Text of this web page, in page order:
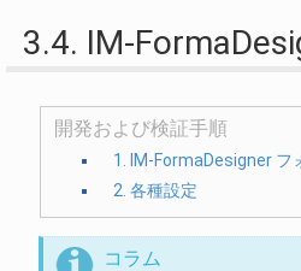
3.4. IM-
開発および検証手順
1. IM-FormaDesigner フ
2. 各種設定
コラム